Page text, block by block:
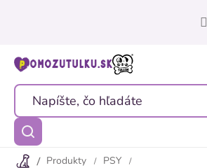
Produkty
PSY